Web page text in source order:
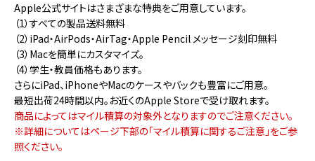
Apple公式サイトはさまざまな特典をご用意しています。
（1）すべての製品送料無料
（2）iPad・AirPods・AirTag・Apple Pencil メッセージ刻印無料
（3）Macを簡単にカスタマイズ。
（4）学生・教員価格もあります。
さらにiPad、iPhoneやMacのケースやバックも豊富にご用意。
最短出荷24時間以内。お近くのApple Storeで受け取れます。
商品によってはマイル積算の対象外となりますのでご注意ください。
※詳細についてはページ下部の「マイル積算に関するご注意」をご参
照ください。